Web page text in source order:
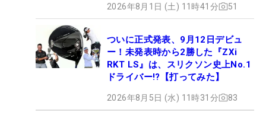
2026年8月1日 (土) 11時41分 51
ついに正式発表、9月12日デビュ
ー！未発表時から2勝した『ZXi
RKT LS』は、スリクソン史上No.1
ドライバー!?【打ってみた】
2026年8月5日 (水) 11時31分 83